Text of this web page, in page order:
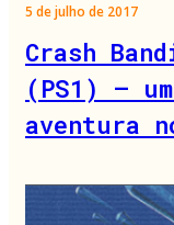
5 de julho de 2017
Crash
(PS1) –
aventura